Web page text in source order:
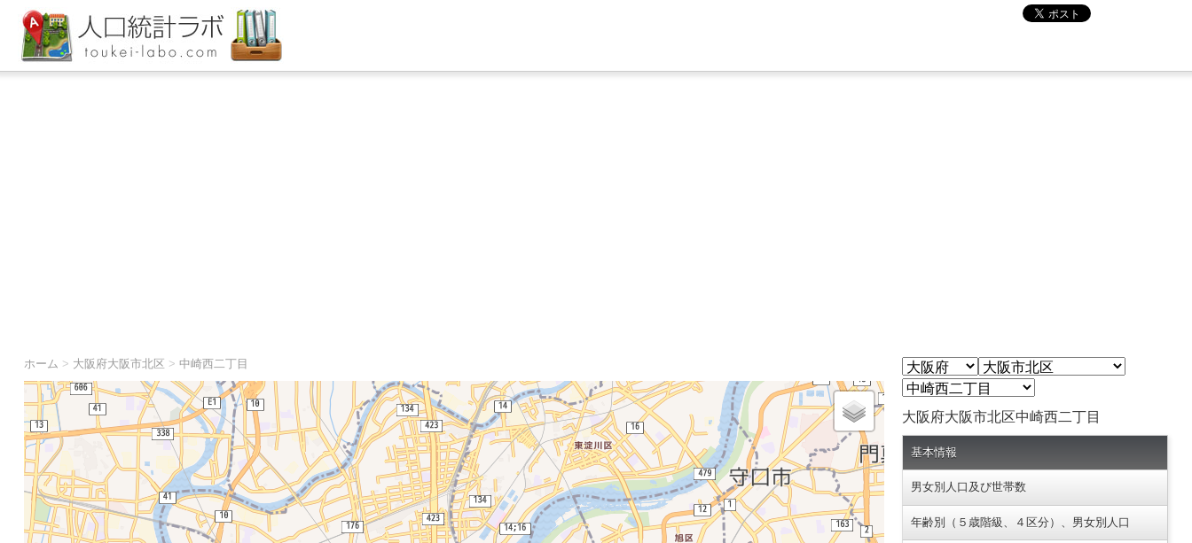
ホーム > 大阪府大阪市北区 > 中崎西二丁目
大阪府大阪市北区中崎西二丁目
基本情報
男女別人口及び世帯数
年齢別（５歳階級、４区分）、男女別人口